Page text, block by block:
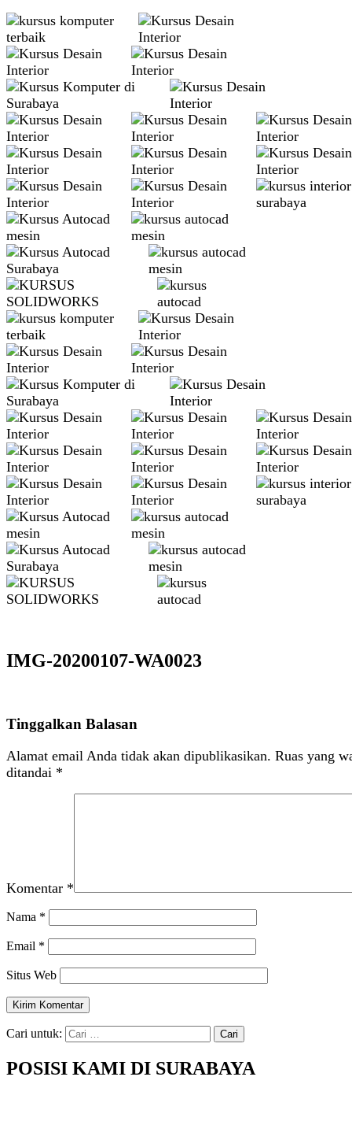
IMG-20200107-WA0023
Tinggalkan Balasan
Alamat email Anda tidak akan dipublikasikan. Ruas yang
ditandai *
Komentar *
Nama *
Email *
Situs Web
Cari untuk:
POSISI KAMI DI SURABAYA